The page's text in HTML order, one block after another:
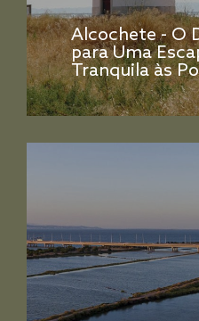
Alcochete - O
para Uma
Tranquila às